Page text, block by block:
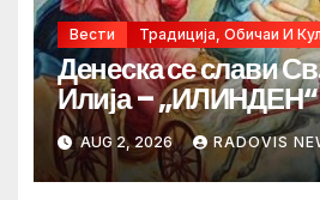
Вести Традиција, Обичаи И
Денеска се слави
Илија – „ИЛИНДЕН“
AUG 2, 2026 RADOVIS